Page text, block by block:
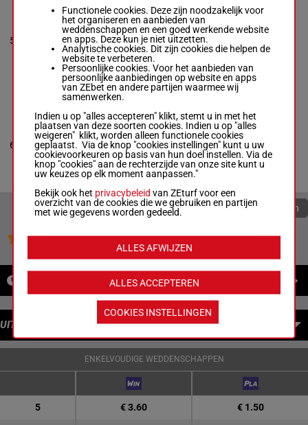
5
David Cora-T.
R/4 -
1p 9p 4p (24) 3p
R/454.5
kg
1p 9p 4p
(24) 3p 2p5
6
CAPPETTA
Emilio Flores-
Kevin J. Fields
Box: 6 -R/4 -
53.5 kg
1p 2p 2p (24) 3p
R/453.5
kg
1p 2p 2p
(24) 3p 8p6
Quoteringen verversen
Jouw favoriete paarden
UITBETALINGEN
ENKELVOUDIGE WEDDENSCHAPPEN
5 € 3.60 € 1.50
Functionele cookies. Deze zijn noodzakelijk voor
het organiseren en aanbieden van
weddenschappen en een goed werkende website
en apps. Deze kun je niet uitzetten.
Analytische cookies. Dit zijn cookies die helpen de
website te verbeteren.
Persoonlijke cookies. Voor het aanbieden van
persoonlijke aanbiedingen op website en apps
van ZEbet en andere partijen waarmee wij
samenwerken.
Indien u op "alles accepteren" klikt, stemt u in met het
plaatsen van deze soorten cookies. Indien u op "alles
weigeren" klikt, worden alleen functionele cookies
geplaatst. Via de knop "cookies instellingen" kunt u uw
cookievoorkeuren op basis van hun doel instellen. Via de
knop "cookies" aan de rechterzijde van onze site kunt u
uw keuzes op elk moment aanpassen."
Bekijk ook het privacybeleid van ZEturf voor een
overzicht van de cookies die we gebruiken en partijen
met wie gegevens worden gedeeld.
ALLES ACCEPTEREN
ALLES AFWIJZEN
COOKIES INSTELLINGEN